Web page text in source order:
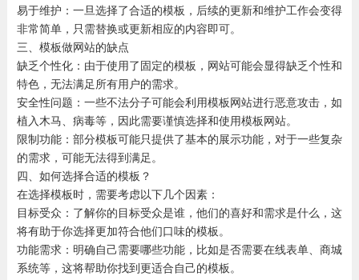
易于维护：一旦选择了合适的模板，后续的更新和维护工作会变得
非常简单，只需替换或更新相应的内容即可。
三、模板做网站的缺点
缺乏个性化：由于使用了固定的模板，网站可能会显得缺乏个性和
特色，无法满足所有用户的需求。
安全性问题：一些不法分子可能会利用模板网站进行恶意攻击，如
植入木马、病毒等，因此需要谨慎选择和使用模板网站。
限制功能：部分模板可能只提供了基本的展示功能，对于一些复杂
的需求，可能无法得到满足。
四、如何选择合适的模板？
在选择模板时，需要考虑以下几个因素：
目标受众：了解你的目标受众是谁，他们的喜好和需求是什么，这
将有助于你选择更加符合他们口味的模板。
功能需求：明确自己需要哪些功能，比如是否需要在线表单、商城
系统等，这将帮助你找到更适合自己的模板。